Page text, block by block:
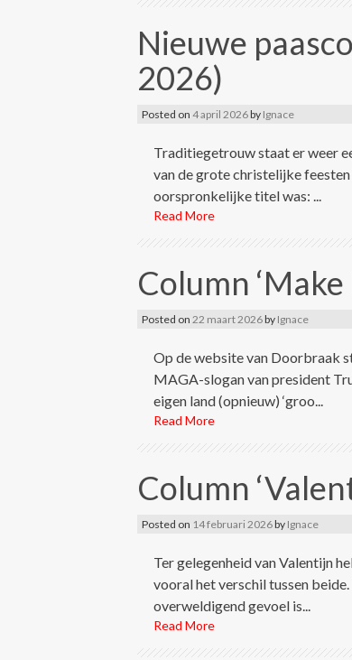
Nieuwe
2026)
Posted on 4 april 2026by Ignace
Traditiegetrouw staat er weer
van de grote christelijke
oorspronkelijke titel was: ...
Read More
Column
Posted on 22 maart 2026by Ignace
Op de website van Doorbraak
MAGA-slogan van president
eigen land (opnieuw) ‘groo...
Read More
Column
Posted on 14 februari 2026by Ignace
Ter gelegenheid van Valentijn
vooral het verschil tussen
overweldigend gevoel is...
Read More